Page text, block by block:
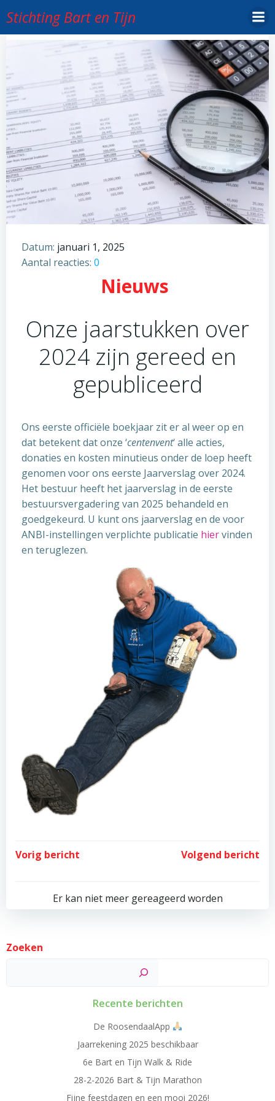
de
inhoud
Stichting Bart en Tijn
Datum: januari 1, 2025
Aantal reacties: 0
Nieuws
Onze jaarstukken over
2024 zijn gereed en
gepubliceerd
Ons eerste officiële boekjaar zit er al weer op en
dat betekent dat onze ‘centenvent‘ alle acties,
donaties en kosten minutieus onder de loep heeft
genomen voor ons eerste Jaarverslag over 2024.
Het bestuur heeft het jaarverslag in de eerste
bestuursvergadering van 2025 behandeld en
goedgekeurd. U kunt ons jaarverslag en de voor
ANBI-instellingen verplichte publicatie hiervinden
en teruglezen.
Post
navigation
Vorig bericht
Post
navigation
Volgend bericht
Er kan niet meer gereageerd worden
Zoeken
Recente berichten
De RoosendaalApp
Jaarrekening 2025 beschikbaar
6e Bart en Tijn Walk & Ride
28-2-2026 Bart & Tijn Marathon
Fijne feestdagen en een mooi 2026!